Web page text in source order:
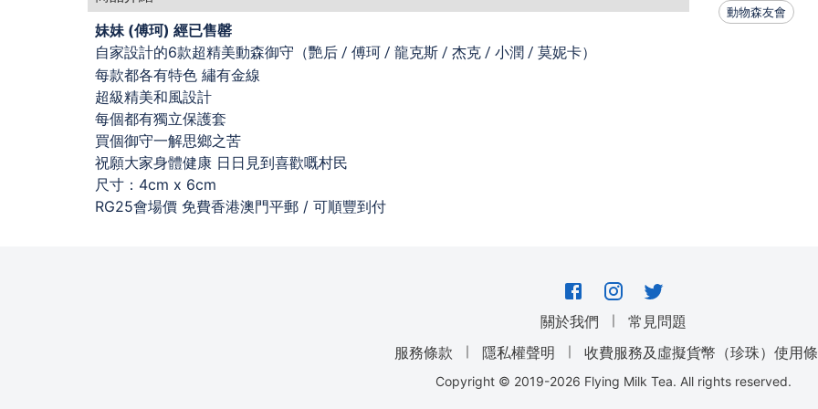
妹妹 (傅珂) 經已售罄
自家設計的6款超精美動森御守（艷后 / 傅珂 / 龍克斯 / 杰克 / 小潤 / 莫妮卡）
每款都各有特色 繡有金線
超級精美和風設計
每個都有獨立保護套
買個御守一解思鄉之苦
祝願大家身體健康 日日見到喜歡嘅村民
尺寸：4cm x 6cm
RG25會場價 免費香港澳門平郵 / 可順豐到付
動物森友會
關於我們 ｜
常見問題
服務條款
｜ 隱私權聲明 ｜ 收費服務及虛擬貨幣（珍珠）使用
Copyright © 2019-2026 Flying Milk Tea. All rights reserved.